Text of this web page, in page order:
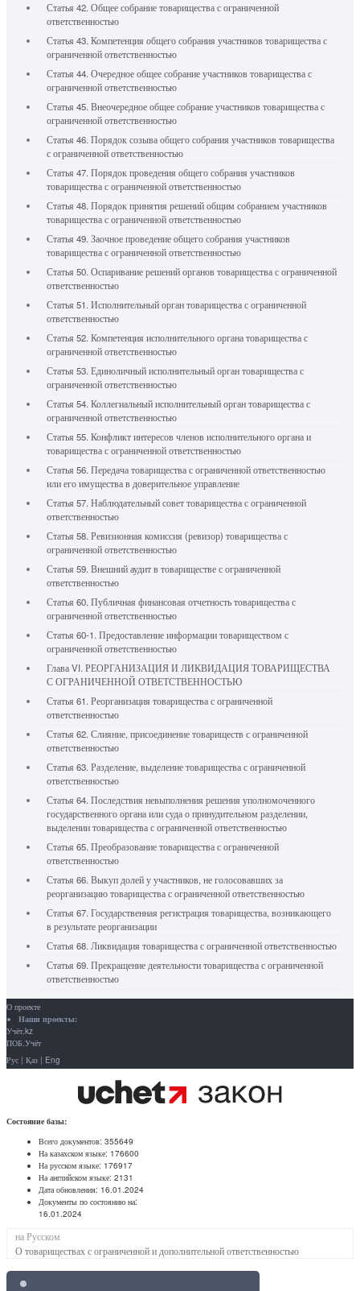
Статья 42. Общее собрание товарищества с ограниченной
ответственностью
Статья 43. Компетенция общего собрания участников товарищества с
ограниченной ответственностью
Статья 44. Очередное общее собрание участников товарищества с
ограниченной ответственностью
Статья 45. Внеочередное общее собрание участников товарищества с
ограниченной ответственностью
Статья 46. Порядок созыва общего собрания участников товарищества
с ограниченной ответственностью
Статья 47. Порядок проведения общего собрания участников
товарищества с ограниченной ответственностью
Статья 48. Порядок принятия решений общим собранием участников
товарищества с ограниченной ответственностью
Статья 49. Заочное проведение общего собрания участников
товарищества с ограниченной ответственностью
Статья 50. Оспаривание решений органов товарищества с ограниченной
ответственностью
Статья 51. Исполнительный орган товарищества с ограниченной
ответственностью
Статья 52. Компетенция исполнительного органа товарищества с
ограниченной ответственностью
Статья 53. Единоличный исполнительный орган товарищества с
ограниченной ответственностью
Статья 54. Коллегиальный исполнительный орган товарищества с
ограниченной ответственностью
Статья 55. Конфликт интересов членов исполнительного органа и
товарищества с ограниченной ответственностью
Статья 56. Передача товарищества с ограниченной ответственностью
или его имущества в доверительное управление
Статья 57. Наблюдательный совет товарищества с ограниченной
ответственностью
Статья 58. Ревизионная комиссия (ревизор) товарищества с
ограниченной ответственностью
Статья 59. Внешний аудит в товариществе с ограниченной
ответственностью
Статья 60. Публичная финансовая отчетность товарищества с
ограниченной ответственностью
Статья 60-1. Предоставление информации товариществом с
ограниченной ответственностью
Глава VI. РЕОРГАНИЗАЦИЯ И ЛИКВИДАЦИЯ ТОВАРИЩЕСТВА
С ОГРАНИЧЕННОЙ ОТВЕТСТВЕННОСТЬЮ
Статья 61. Реорганизация товарищества с ограниченной
ответственностью
Статья 62. Слияние, присоединение товариществ с ограниченной
ответственностью
Статья 63. Разделение, выделение товарищества с ограниченной
ответственностью
Статья 64. Последствия невыполнения решения уполномоченного
государственного органа или суда о принудительном разделении,
выделении товарищества с ограниченной ответственностью
Статья 65. Преобразование товарищества с ограниченной
ответственностью
Статья 66. Выкуп долей у участников, не голосовавших за
реорганизацию товарищества с ограниченной ответственностью
Статья 67. Государственная регистрация товарищества, возникающего
в результате реорганизации
Статья 68. Ликвидация товарищества с ограниченной ответственностью
Статья 69. Прекращение деятельности товарищества с ограниченной
ответственностью
О проекте
Наши проекты:
Учёт.kz
ПОБ.Учёт
Рус | Қаз | Eng
Состояние базы:
Всего документов: 355649
На казахском языке: 176600
На русском языке: 176917
На английском языке: 2131
Дата обновления: 16.01.2024
Документы по состоянию на:
16.01.2024
на Русском
О товариществах с ограниченной и дополнительной ответственностью